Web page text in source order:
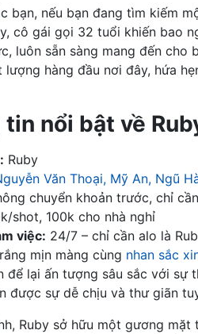
bạn, nếu bạn đang tìm kiếm
cô gái gọi 32 tuổi khiến bao
luôn sẵn sàng mang đến
lượng hàng đầu nơi đây, hứa
nổi bật về
Ruby
Văn Thoại, Mỹ An, Ngũ
chuyển khoản trước, chỉ
shot, 100k cho nhà nghỉ
việc: 24/7 – chỉ cần alo là
mịn màng cùng nhan sắc
để lại ấn tượng sâu sắc với sự
được sự dễ chịu và thư giãn
Ruby sở hữu một gương